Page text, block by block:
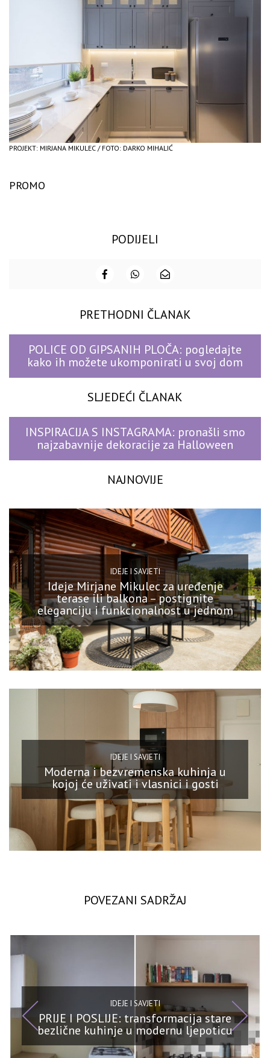
PROJEKT: MIRJANA MIKULEC / FOTO: DARKO MIHALIĆ
PROMO
PODIJELI
PRETHODNI ČLANAK
POLICE OD GIPSANIH PLOČA: pogledajte
kako ih možete ukomponirati u svoj dom
SLJEDEĆI ČLANAK
INSPIRACIJA S INSTAGRAMA: pronašli smo
najzabavnije dekoracije za Halloween
NAJNOVIJE
IDEJE I SAVJETI
Ideje Mirjane Mikulec za uređenje
terase ili balkona – postignite
eleganciju i funkcionalnost u jednom
IDEJE I SAVJETI
Moderna i bezvremenska kuhinja u
kojoj će uživati i vlasnici i gosti
POVEZANI SADRŽAJ
IDEJE I SAVJETI
PRIJE I POSLIJE: transformacija stare
bezlične kuhinje u modernu ljepoticu